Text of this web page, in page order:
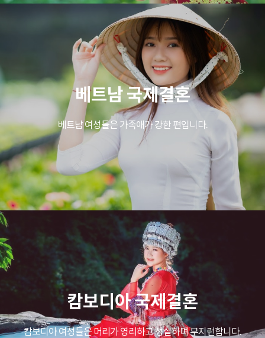
베트남 국제결혼
베트남 여성들은 가족애가 강한 편입니다.
캄보디아 국제결혼
캄보디아 여성들은 머리가 영리하고 성실하며 부지런합니다.